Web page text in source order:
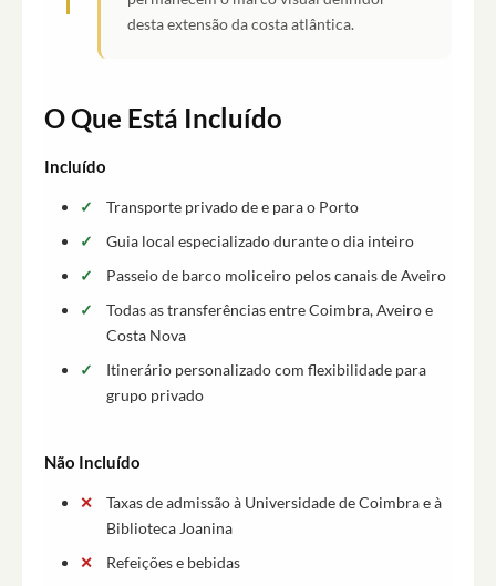
desta extensão da costa atlântica.
O Que Está Incluído
Incluído
Transporte privado de e para o Porto
Guia local especializado durante o dia inteiro
Passeio de barco moliceiro pelos canais de Aveiro
Todas as transferências entre Coimbra, Aveiro e
Costa Nova
Itinerário personalizado com flexibilidade para
grupo privado
Não Incluído
Taxas de admissão à Universidade de Coimbra e à
Biblioteca Joanina
Refeições e bebidas